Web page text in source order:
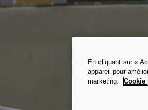
En cliquant sur «
appareil pour
marketing.
Cookie